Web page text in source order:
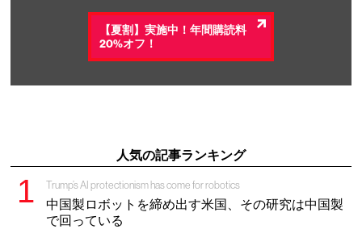
【夏割】実施中！年間購読料
20%オフ！
人気の記事ランキング
Trump’s AI protectionism has come for robotics
中国製ロボットを締め出す米国、その研究は中国製
で回っている